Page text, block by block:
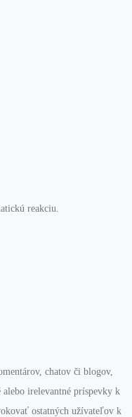
reakciu.
chatov či blogov,
irelevantné príspevky k
ostatných užívateľov k